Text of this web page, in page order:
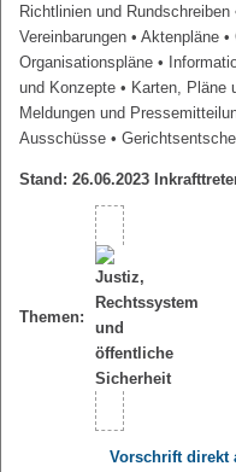
Richtlinien und Rundschreiben
Vereinbarungen • Aktenpläne •
Organisationspläne •
und Konzepte • Karten, Pläne
Meldungen und
Ausschüsse •
Stand: 26.06.2023
Themen:
Vorschrift direkt